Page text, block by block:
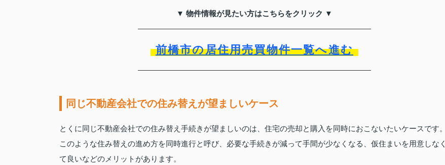
▼ 物件情報が見たい方はこちらをクリック ▼
前橋市の居住用売買物件一覧へ進む
同じ不動産会社での住み替えが望ましいケース
とくに同じ不動産会社での住み替え手続きが望ましいのは、住宅の売却と購入を同時におこないたいケースです。
このような住み替えの進め方を同時進行と呼び、必要な手続きが減って手間が少なくなる、仮住まいを用意しなく
て良いなどのメリットがあります。